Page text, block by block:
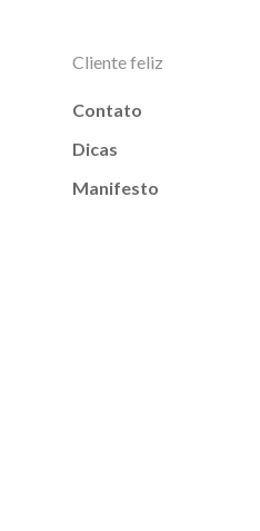
Cliente feliz
Contato
Dicas
Manifesto